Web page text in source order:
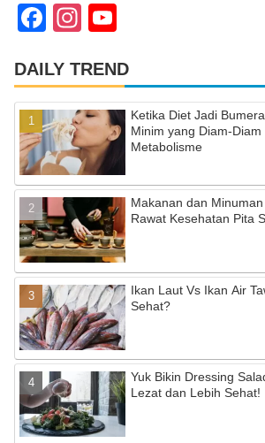
F
c
e
b
o
o
k
In
a
gr
a
m
u
T
u
b
e
C
h
a
n
n
el
DAILY TREND
Ketika Diet Jadi
Minim yang Diam-
Metabolisme
Makanan dan
Rawat Kesehatan Pita
Ikan Laut Vs Ikan Air
Sehat?
Yuk Bikin Dressing
Lezat dan Lebih Sehat!